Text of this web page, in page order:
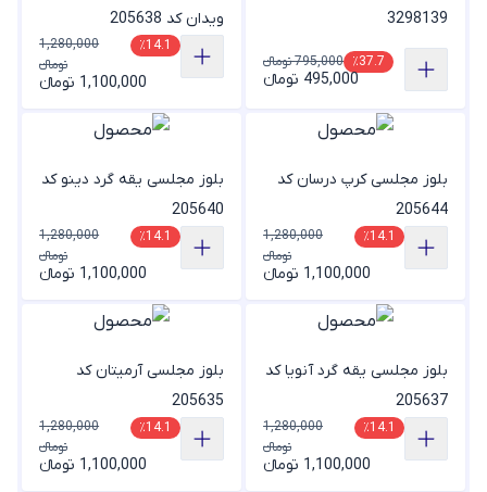
3298139
٪37.7 795,000 تومانء
495,000 تومانء
ویدان کد 205638
٪14.1
1,280,000
تومانء
1,100,000 تومانء
بلوز مجلسی کرپ درسان کد
205644
٪14.1
1,280,000
تومانء
1,100,000 تومانء
بلوز مجلسی یقه گرد دینو کد
205640
٪14.1
1,280,000
تومانء
1,100,000 تومانء
بلوز مجلسی یقه گرد آنویا کد
205637
٪14.1
1,280,000
تومانء
1,100,000 تومانء
بلوز مجلسی آرمیتان کد
205635
٪14.1
1,280,000
تومانء
1,100,000 تومانء